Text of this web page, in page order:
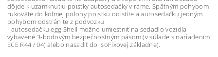
dôjde k uzamknutiu poistky autosedačky v ráme. Spätným pohybom
rukoväte do kolmej polohy poistku odistíte a autosedačku jedným
pohybom odstránite z podvozku
- autosedačku egg Shell možno umiestniť na sedadlo vozidla
vybavené 3-bodovým bezpečnostným pásom (v súlade s nariadením
ECE R44 / 04) alebo nasadiť do IsoFixovej základne).